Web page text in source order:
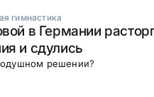
гимнастика
в Германии
и сдулись
решении?